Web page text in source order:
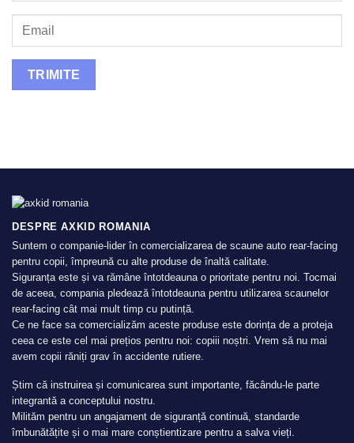
DESPRE AXKID ROMANIA
Suntem o companie-lider în comercializarea de scaune auto rear-facing
pentru copii, împreună cu alte produse de înaltă calitate.
Siguranța este și va rămâne întotdeauna o prioritate pentru noi. Tocmai
de aceea, compania pledează întotdeauna pentru utilizarea scaunelor
rear-facing cât mai mult timp cu putință.
Ce ne face sa comercializăm aceste produse este dorința de a proteja
ceea ce este cel mai prețios pentru noi: copiii noștri. Vrem să nu mai
avem copii răniți grav în accidente rutiere.
Știm că instruirea și comunicarea sunt importante, făcându-le parte
integrantă a conceptului nostru.
Milităm pentru un angajament de siguranță continuă, standarde
îmbunătățite și o mai mare conștientizare pentru a salva vieți.